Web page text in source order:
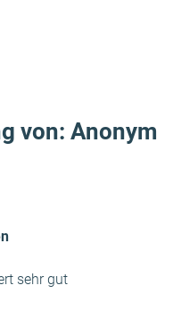
von: Anonym
sehr gut